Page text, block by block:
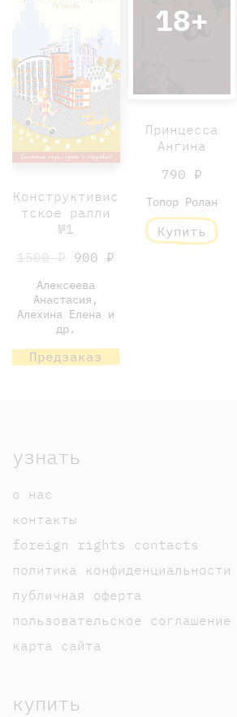
Конструктивис
тское ралли
№1
1500 ₽ 900 ₽
Алексеева
Анастасия,
Алехина Елена и
др.
Предзаказ
18+
Принцесса
Ангина
790 ₽
Топор Ролан
Купить
узнать
о нас
контакты
foreign rights contacts
политика конфиденциальности
публичная оферта
пользовательское соглашение
карта сайта
купить